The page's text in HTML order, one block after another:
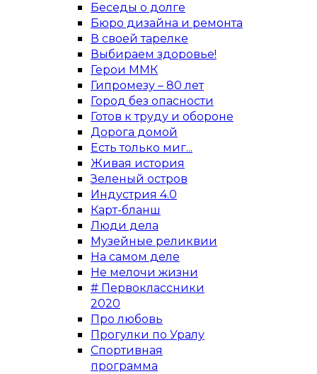
Беседы о долге
Бюро дизайна и ремонта
В своей тарелке
Выбираем здоровье!
Герои ММК
Гипромезу – 80 лет
Город без опасности
Готов к труду и обороне
Дорога домой
Есть только миг...
Живая история
Зеленый остров
Индустрия 4.0
Карт-бланш
Люди дела
Музейные реликвии
На самом деле
Не мелочи жизни
# Первоклассники
2020
Про любовь
Прогулки по Уралу
Спортивная
программа